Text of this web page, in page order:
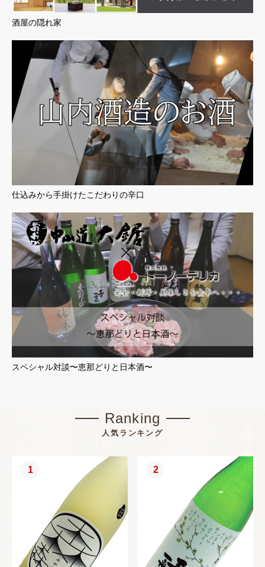
酒屋の隠れ家
仕込みから手掛けたこだわりの辛口
スペシャル対談〜恵那どりと日本酒〜
Ranking
人気ランキング
1 2